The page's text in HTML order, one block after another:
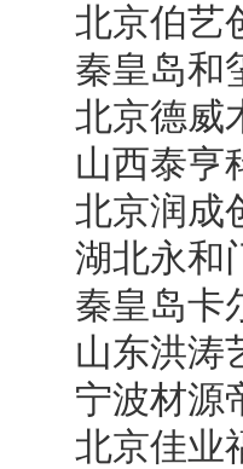
北京伯艺创
秦皇岛和玺
北京德威
山西泰亨
北京润成创
湖北永和
秦皇岛卡尔
山东洪涛艺
宁波材源帝
北京佳业福